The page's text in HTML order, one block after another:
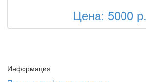
Цена: 5000 р.
Информация